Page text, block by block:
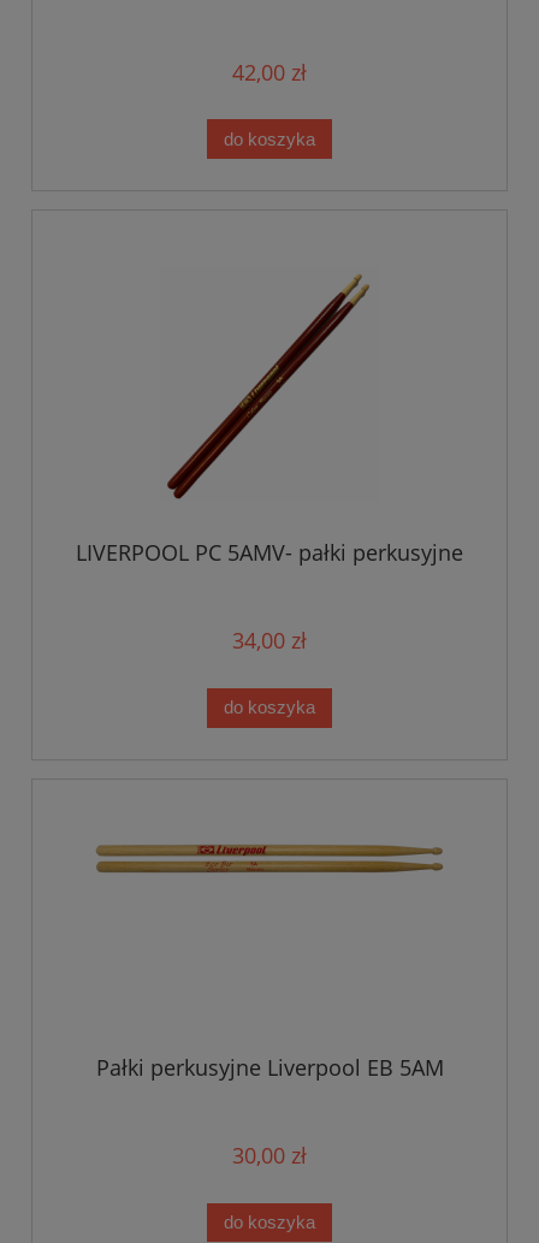
42,00 zł
do koszyka
LIVERPOOL PC 5AMV- pałki perkusyjne
34,00 zł
do koszyka
Pałki perkusyjne Liverpool EB 5AM
30,00 zł
do koszyka